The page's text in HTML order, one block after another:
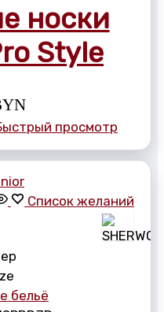
носки
Style
просмотр
Список желаний
бельё